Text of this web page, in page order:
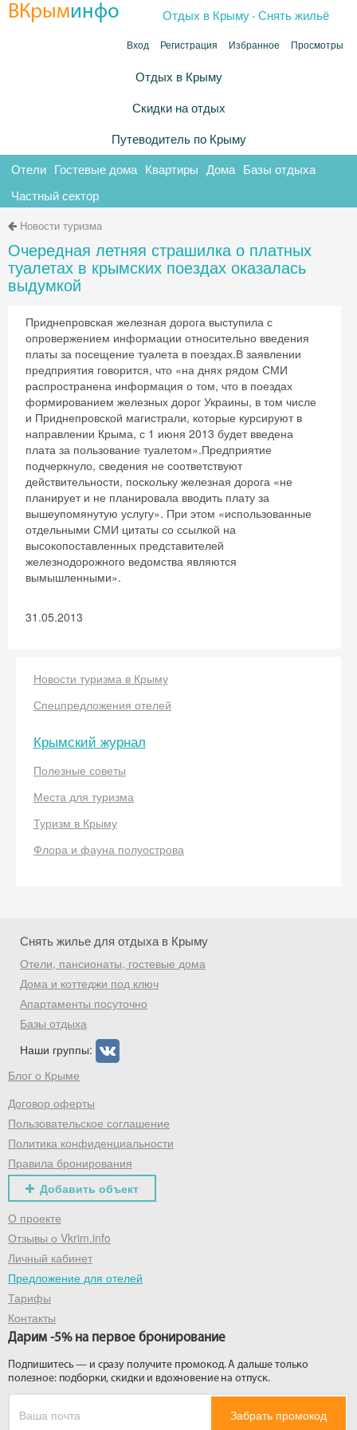
ВКрыминфо Отдых в Крыму .Снять жильё
Вход Регистрация Избранное Просмотры
Отдых в Крыму
Скидки на отдых
Путеводитель по Крыму
Отели Гостевые дома Квартиры Дома Базы отдыха
Частный сектор
Новости туризма
Очередная летняя страшилка о платных
туалетах в крымских поездах оказалась
выдумкой
Приднепровская железная дорога выступила с
опровержением информации относительно введения
платы за посещение туалета в поездах.В заявлении
предприятия говорится, что «на днях рядом СМИ
распространена информация о том, что в поездах
формированием железных дорог Украины, в том числе
и Приднепровской магистрали, которые курсируют в
направлении Крыма, с 1 июня 2013 будет введена
плата за пользование туалетом».Предприятие
подчеркнуло, сведения не соответствуют
действительности, поскольку железная дорога «не
планирует и не планировала вводить плату за
вышеупомянутую услугу». При этом «использованные
отдельными СМИ цитаты со ссылкой на
высокопоставленных представителей
железнодорожного ведомства являются
вымышленными».
31.05.2013
Новости туризма в Крыму
Спецпредложения отелей
Крымский журнал
Полезные советы
Места для туризма
Туризм в Крыму
Флора и фауна полуострова
Снять жилье для отдыха в Крыму
Отели, пансионаты, гостевые дома
Дома и коттеджи под ключ
Апартаменты посуточно
Базы отдыха
Наши группы:
Блог о Крыме
Договор оферты
Пользовательское соглашение
Политика конфиденциальности
Правила бронирования
Добавить объект
О проекте
Отзывы о Vkrim.info
Личный кабинет
Предложение для отелей
Тарифы
Контакты
Дарим -5% на первое бронирование
Подпишитесь — и сразу получите промокод. А дальше только
полезное: подборки, скидки и вдохновение на отпуск.
Забрать промокод
промокод на первое бронирование!
Получить промокод